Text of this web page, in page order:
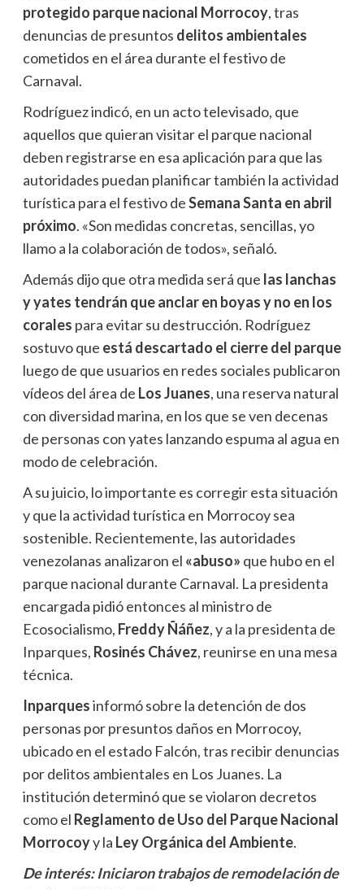
protegido parque nacional Morrocoy, tras
denuncias de presuntos delitos ambientales
cometidos en el área durante el festivo de
Carnaval.
Rodríguez indicó, en un acto televisado, que
aquellos que quieran visitar el parque nacional
deben registrarse en esa aplicación para que las
autoridades puedan planificar también la actividad
turística para el festivo deSemana Santa en abril
próximo. «Son medidas concretas, sencillas, yo
llamo a la colaboración de todos», señaló.
Además dijo que otra medida será que las lanchas
y yates tendrán que anclar en boyas y no en los
corales para evitar su destrucción. Rodríguez
sostuvo que está descartado el cierre del parque
luego de que usuarios en redes sociales publicaron
vídeos del área de Los Juanes, una reserva natural
con diversidad marina, en los que se ven decenas
de personas con yates lanzando espuma al agua en
modo de celebración.
A su juicio, lo importante es corregir esta situación
y que la actividad turística en Morrocoy sea
sostenible. Recientemente, las autoridades
venezolanas analizaron el «abuso» que hubo en el
parque nacional durante Carnaval. La presidenta
encargada pidió entonces al ministro de
Ecosocialismo, Freddy Ñáñez, y a la presidenta de
Inparques, Rosinés Chávez, reunirse en una mesa
técnica.
Inparquesinformó sobre la detención de dos
personas por presuntos daños en Morrocoy,
ubicado en el estado Falcón, tras recibir denuncias
por delitos ambientales en Los Juanes. La
institución determinó que se violaron decretos
como el Reglamento de Uso del Parque Nacional
Morrocoyy la Ley Orgánica del Ambiente.
De interés:Iniciaron trabajos de remodelación de